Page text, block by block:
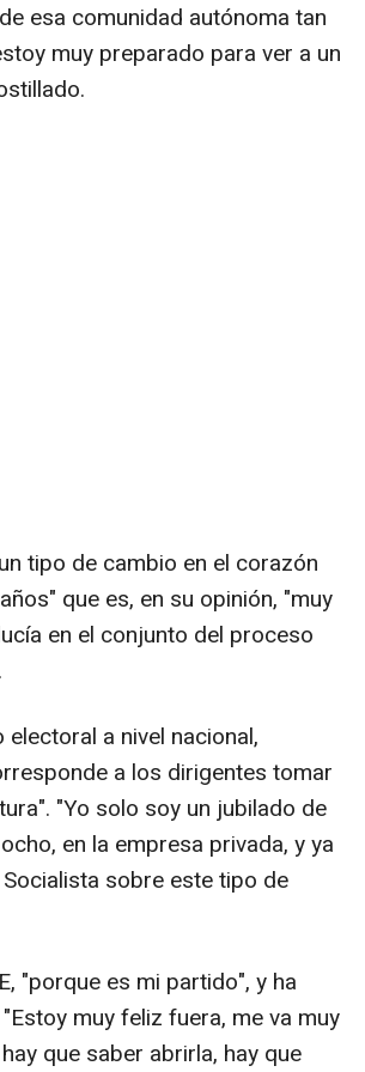
esa comunidad autónoma tan
muy preparado para ver a un
tipo de cambio en el corazón
que es, en su opinión, "muy
en el conjunto del proceso
a nivel nacional,
a los dirigentes tomar
"Yo solo soy un jubilado de
en la empresa privada, y ya
sobre este tipo de
"porque es mi partido", y ha
muy feliz fuera, me va muy
que saber abrirla, hay que